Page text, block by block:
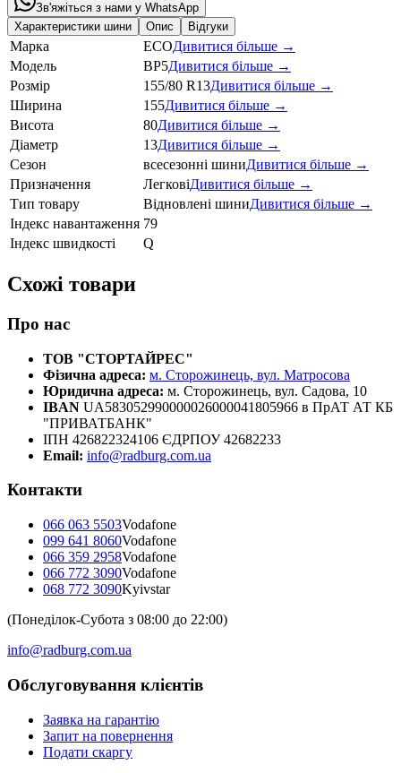
Зв'яжіться з нами у WhatsApp
Характеристики шини
Опис Відгуки
Марка ECOДивитися більше →
Модель
BP5Дивитися більше →
Розмір
155/80 R13Дивитися більше →
Ширина
155Дивитися більше →
Висота
80Дивитися більше →
Діаметр
13Дивитися більше →
Сезон
всесезонні шиниДивитися більше →
Призначення
ЛегковіДивитися більше →
Тип товару
Відновлені шиниДивитися більше →
Індекс навантаження 79
Індекс швидкості
Q
Схожі товари
Про нас
ТОВ "СТОРТАЙРЕС"
Фізична адреса: м. Сторожинець, вул. Матросова
Юридична адреса: м. Сторожинець, вул. Садова, 10
IBAN UA583052990000026000041805966 в ПрАТ АТ КБ
"ПРИВАТБАНК"
ІПН 426822324106 ЄДРПОУ 42682233
Email: info@radburg.com.ua
Контакти
066 063 5503Vodafone
099 641 8060Vodafone
066 359 2958Vodafone
066 772 3090Vodafone
068 772 3090Kyivstar
(Понеділок-Субота з 08:00 до 22:00)
info@radburg.com.ua
Обслуговування клієнтів
Заявка на гарантію
Запит на повернення
Подати скаргу